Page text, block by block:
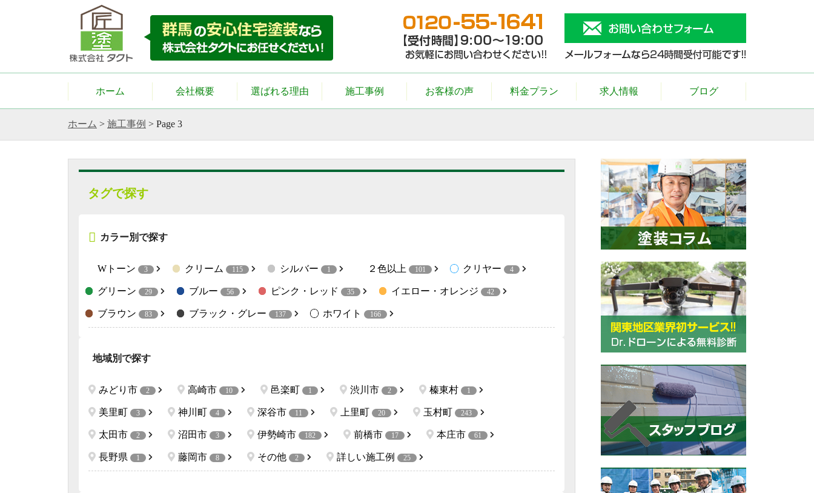
ホーム 会社概要 選ばれる理由 施工事例 お客様の声 料金プラン 求人情報 ブログ
ホーム > 施工事例 > Page 3
タグで探す
カラー別で探す
Wトーン 3 クリーム 115 シルバー 1 ２色以上 101 クリヤー 4
グリーン 29 ブルー 56 ピンク・レッド 35 イエロー・オレンジ 42
ブラウン 83 ブラック・グレー 137 ホワイト 166
地域別で探す
みどり市 2 高崎市 10 邑楽町 1 渋川市 2 榛東村 1
美里町 3 神川町 4 深谷市 11 上里町 20 玉村町 243
太田市 2 沼田市 3 伊勢崎市 182 前橋市 17 本庄市 61
長野県 1 藤岡市 8 その他 2 詳しい施工例 25